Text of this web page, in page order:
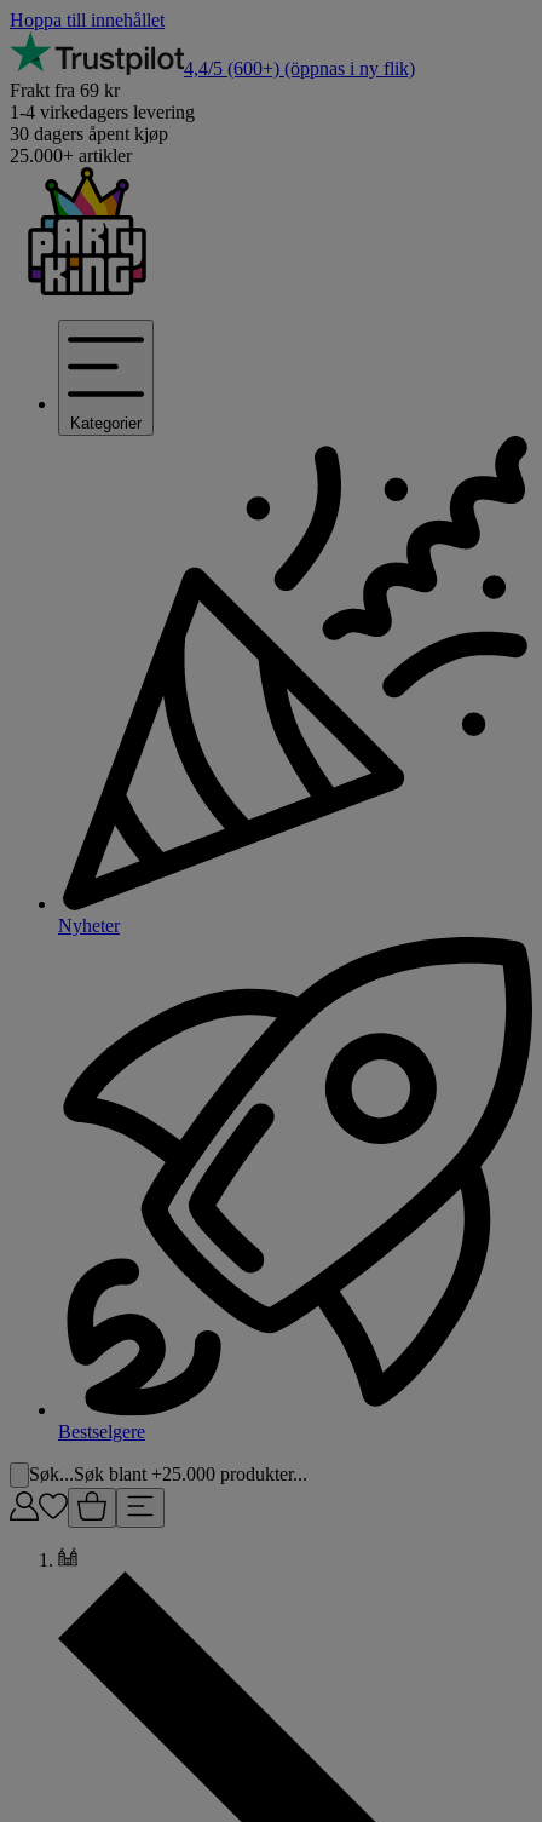
Hoppa till innehållet
4,4/5 (600+) (öppnas i ny flik)
Frakt fra 69 kr
1-4 virkedagers levering
30 dagers åpent kjøp
25.000+ artikler
Kategorier
Nyheter
Bestselgere
Søk...Søk blant +25.000 produkter...